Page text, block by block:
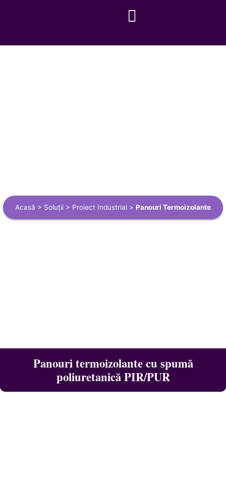
Acasă > Soluții > Proiect Industrial > Panouri Termoizolante
Panouri termoizolante cu spumă
poliuretanică PIR/PUR